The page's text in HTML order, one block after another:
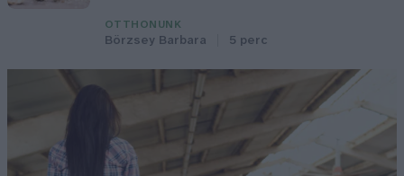
OTTHONUNK
Börzsey Barbara 5 perc